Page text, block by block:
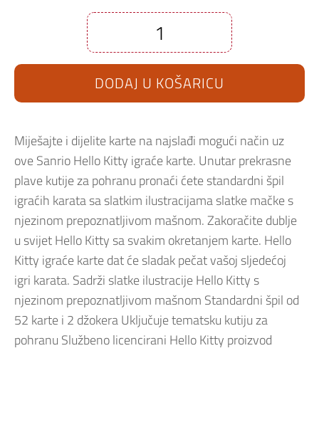
karte
Hello
količina
DODAJ U KOŠARICU
Miješajte i dijelite karte na najslađi mogući način uz
ove Sanrio Hello Kitty igraće karte. Unutar prekrasne
plave kutije za pohranu pronaći ćete standardni špil
igraćih karata sa slatkim ilustracijama slatke mačke s
njezinom prepoznatljivom mašnom.Zakoračite dublje
u svijet Hello Kitty sa svakim okretanjem karte. Hello
Kitty igraće karte dat će sladak pečat vašoj sljedećoj
igri karata. Sadrži slatke ilustracije Hello Kitty s
njezinom prepoznatljivom mašnom Standardni špil od
52 karte i 2 džokera Uključuje tematsku kutiju za
pohranu Službeno licencirani Hello Kitty proizvod